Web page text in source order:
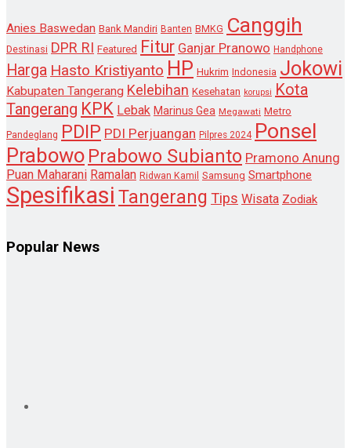
Anies Baswedan Bank Mandiri Banten BMKG Canggih
Destinasi DPR RI Featured Fitur Ganjar Pranowo Handphone
Harga Hasto Kristiyanto HP Hukrim Indonesia Jokowi
Kabupaten Tangerang Kelebihan Kesehatan korupsi Kota
Tangerang KPK Lebak Marinus Gea Megawati Metro
Pandeglang PDIP PDI Perjuangan Pilpres 2024 Ponsel
Prabowo Prabowo Subianto Pramono Anung
Puan Maharani Ramalan Ridwan Kamil Samsung Smartphone
Spesifikasi Tangerang Tips Wisata Zodiak
Popular News